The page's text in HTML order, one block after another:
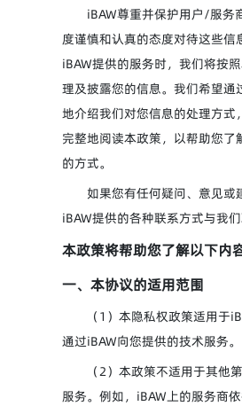
iBAW尊重并保护用户/服务
度谨慎和认真的态度对待这些信
iBAW提供的服务时，我们将按
理及披露您的信息。我们希望通
地介绍我们对您信息的处理方式
完整地阅读本政策，以帮助您了
的方式。
如果您有任何疑问、意见或
iBAW提供的各种联系方式与我们
本政策将帮助您了解以下内容
一、本协议的适用范围
（1）本隐私权政策适用于
通过iBAW向您提供的技术服务。
（2）本政策不适用于其他
服务。例如，iBAW上的服务商